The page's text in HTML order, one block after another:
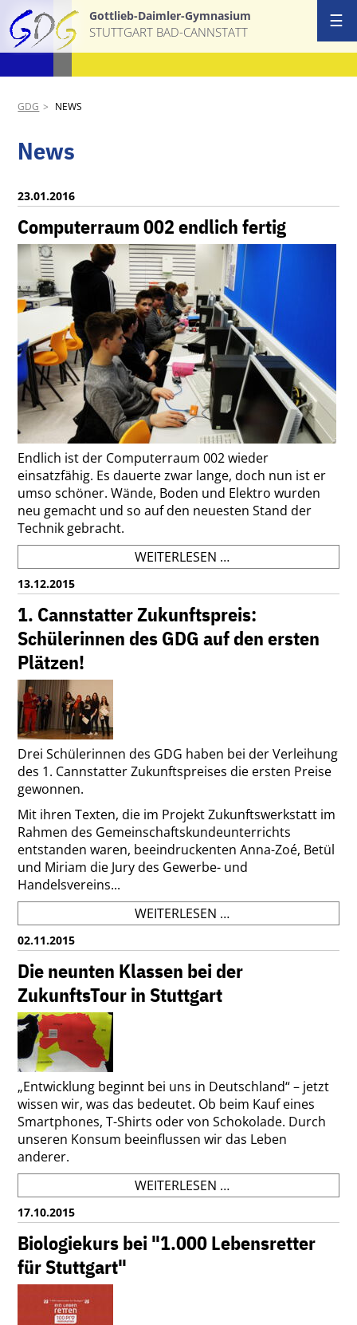
Gottlieb-Daimler-Gymnasium
STUTTGART BAD-CANNSTATT
GDG NEWS
News
23.01.2016
Computerraum 002 endlich fertig
Endlich ist der Computerraum 002 wieder
einsatzfähig. Es dauerte zwar lange, doch nun ist er
umso schöner. Wände, Boden und Elektro wurden
neu gemacht und so auf den neuesten Stand der
Technik gebracht.
WEITERLESEN …COMPUTERRAUM
002
ENDLICH
FERTIG
13.12.2015
1. Cannstatter Zukunftspreis:
Schülerinnen des GDG auf den ersten
Plätzen!
Drei Schülerinnen des GDG haben bei der Verleihung
des 1. Cannstatter Zukunftspreises die ersten Preise
gewonnen.
Mit ihren Texten, die im Projekt Zukunftswerkstatt im
Rahmen des Gemeinschaftskundeunterrichts
entstanden waren, beeindruckenten Anna-Zoé, Betül
und Miriam die Jury des Gewerbe- und
Handelsvereins...
WEITERLESEN …1.
CANNSTATTER
ZUKUNFTSPREIS:
SCHÜLERINNEN
DES
02.11.2015
Die neunten Klassen bei der
ZukunftsTour in Stuttgart
„Entwicklung beginnt bei uns in Deutschland“ – jetzt
wissen wir, was das bedeutet. Ob beim Kauf eines
Smartphones, T-Shirts oder von Schokolade. Durch
unseren Konsum beeinflussen wir das Leben
anderer.
WEITERLESEN …DIE
NEUNTEN
KLASSEN
BEI
DER
17.10.2015
Biologiekurs bei "1.000 Lebensretter
für Stuttgart"
☰